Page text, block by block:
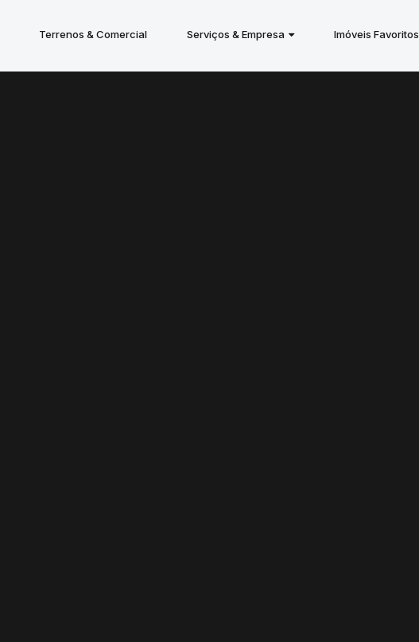
Imóveis Favoritos
Serviços & Empresa
Terrenos & Comercial